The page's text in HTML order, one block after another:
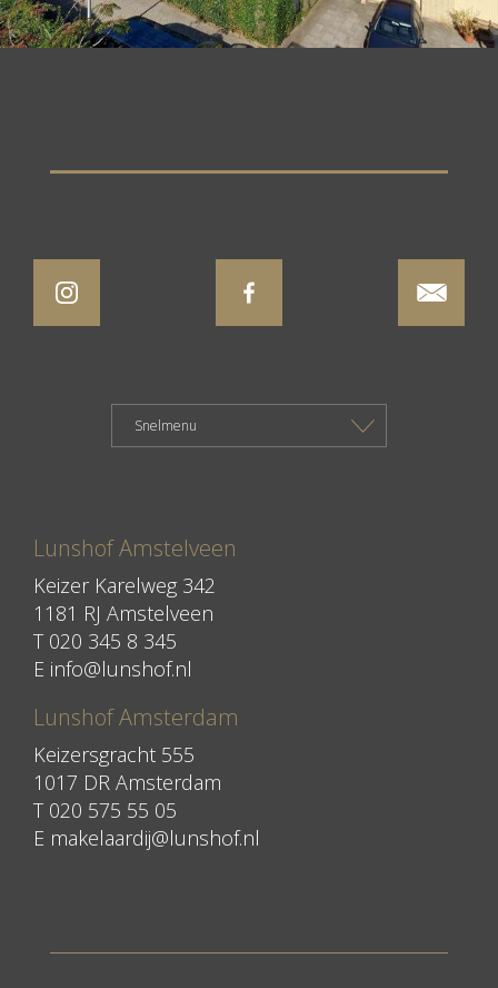
Lunshof Amstelveen
Keizer Karelweg 342
1181 RJ Amstelveen
T 020 345 8 345
E info@lunshof.nl
Lunshof Amsterdam
Keizersgracht 555
1017 DR Amsterdam
T 020 575 55 05
E makelaardij@lunshof.nl